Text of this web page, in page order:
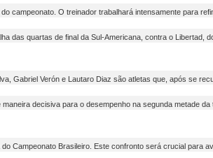
campeonato. O treinador trabalhará intensamente para
das quartas de final da Sul-Americana, contra o Libertad,
Gabriel Verón e Lautaro Diaz são atletas que, após se
decisiva para o desempenho na segunda metade da
Campeonato Brasileiro. Este confronto será crucial para